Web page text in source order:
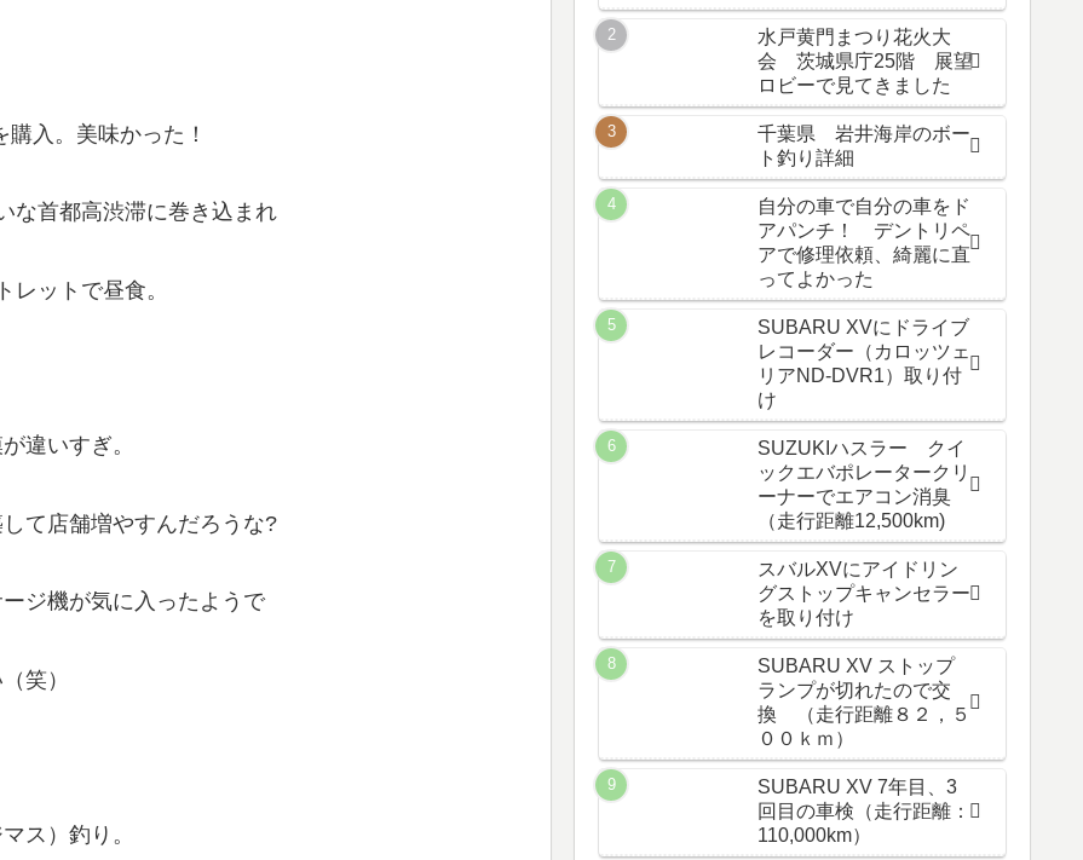
入。美味かった！
な首都高渋滞に巻き込まれ
ットで昼食。
違いすぎ。
て店舗増やすんだろうな?
ジ機が気に入ったようで
笑）
ス）釣り。
水戸黄門まつり花火大
会 茨城県庁25階 展望
ロビーで見てきました
千葉県 岩井海岸のボー
ト釣り詳細
自分の車で自分の車をド
アパンチ！ デントリペ
アで修理依頼、綺麗に直
ってよかった
SUBARU XVにドライブ
レコーダー（カロッツェ
リアND-DVR1）取り付
け
SUZUKIハスラー クイ
ックエバポレータークリ
ーナーでエアコン消臭
（走行距離12,500km)
スバルXVにアイドリン
グストップキャンセラー
を取り付け
SUBARU XV ストップ
ランプが切れたので交
換 （走行距離８２，５
００ｋｍ）
SUBARU XV 7年目、3
回目の車検（走行距離：
110,000km）